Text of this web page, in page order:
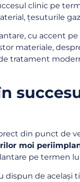
clinic pe
țesuturile
cu accent pe
materiale,
tratament
din punct de
moi
pe termen
de același